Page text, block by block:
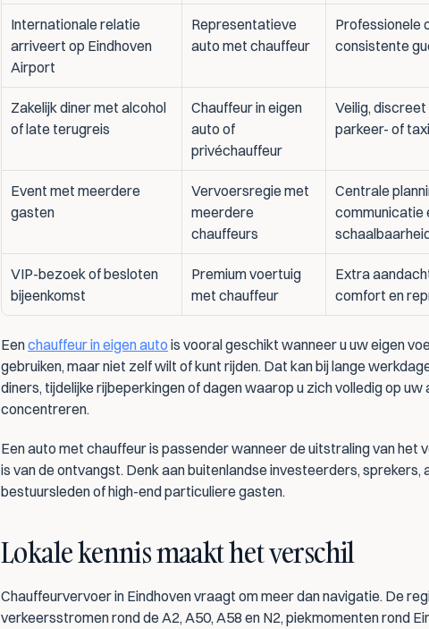
Internationale relatie
arriveert op Eindhoven
Airport
Representatieve
auto met chauffeur
Professionele
consistente
Zakelijk diner met alcohol
of late terugreis
Chauffeur in eigen
auto of
privéchauffeur
Veilig,
parkeer- of
Event met meerdere
gasten
Vervoersregie met
meerdere
chauffeurs
Centrale
communicatie
VIP-bezoek of besloten
bijeenkomst
Premium voertuig
met chauffeur
Extra
comfort en
Een chauffeur in eigen auto is vooral geschikt wanneer u uw eigen
gebruiken, maar niet zelf wilt of kunt rijden. Dat kan bij lange
diners, tijdelijke rijbeperkingen of dagen waarop u zich volledig op uw
concentreren.
Een auto met chauffeur is passender wanneer de uitstraling van het
is van de ontvangst. Denk aan buitenlandse investeerders, sprekers,
bestuursleden of high-end particuliere gasten.
Lokale kennis maakt het verschil
Chauffeurvervoer in Eindhoven vraagt om meer dan navigatie. De
verkeersstromen rond de A2, A50, A58 en N2, piekmomenten rond